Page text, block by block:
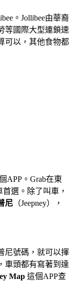
。Jollibee由華裔
等國際大型連鎖速
可以，其他食物都
APP。Grab在東
選。除了叫車，
尼 （Jeepney），
尼號碼，就可以揮
車頭都有寫著到達
Map 這個APP查